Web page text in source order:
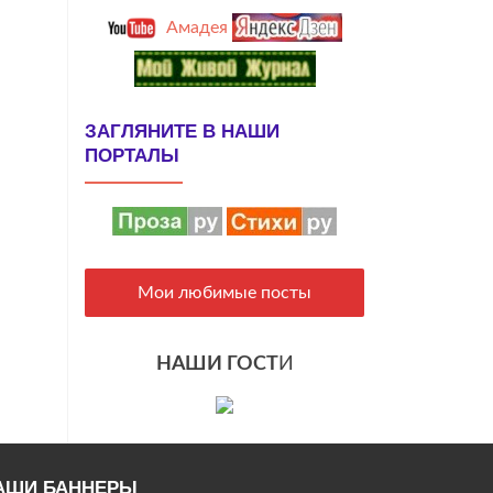
Амадея
ЗАГЛЯНИТЕ В НАШИ
ПОРТАЛЫ
Мои любимые посты
НАШИ ГОСТИ
БАННЕРЫ